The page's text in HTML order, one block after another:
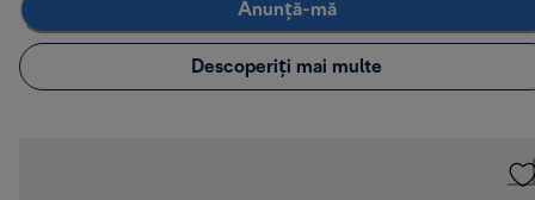
Anunță-mă
Descoperiți mai multe